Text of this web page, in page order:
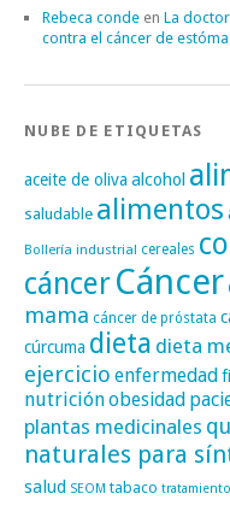
Rebeca conde en La
contra el cáncer de
NUBE DE ETIQUETAS
aceite de oliva alcohol
saludable alimentos
Bollería industrial cereales
cáncerCáncer
mama cáncer de próstata
cúrcuma dieta dieta
ejercicio enfermedad
nutriciónobesidad
plantas medicinales
naturales para
salud SEOM tabaco tratamiento